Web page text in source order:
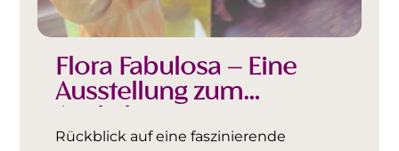
Flora Fabulosa – Eine
Ausstellung zum
Ausleihen
Rückblick auf eine faszinierende